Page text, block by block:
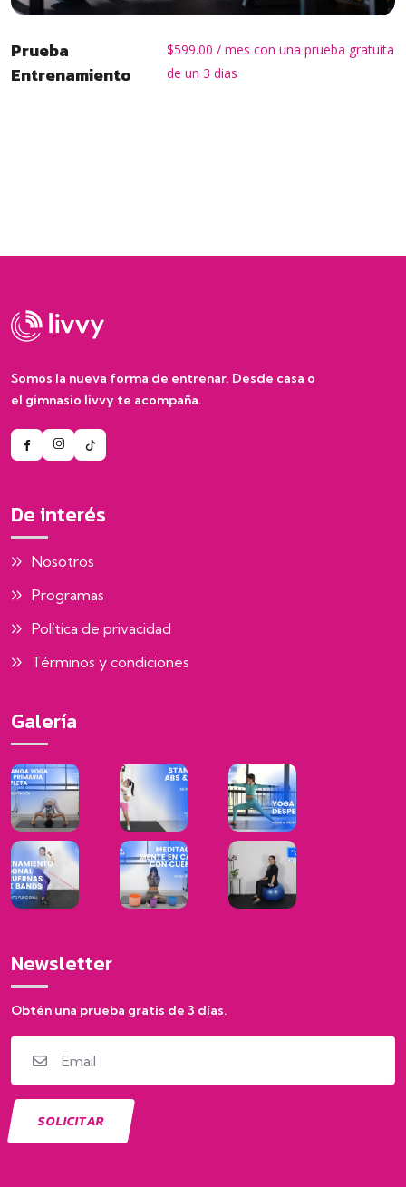
Prueba
Entrenamiento
$599.00 / mes con una prueba gratuita
de un 3 dias
Somos la nueva forma de entrenar. Desde casa o
el gimnasio livvy te acompaña.
De interés
Nosotros
Programas
Política de privacidad
Términos y condiciones
Galería
Newsletter
Obtén una prueba gratis de 3 días.